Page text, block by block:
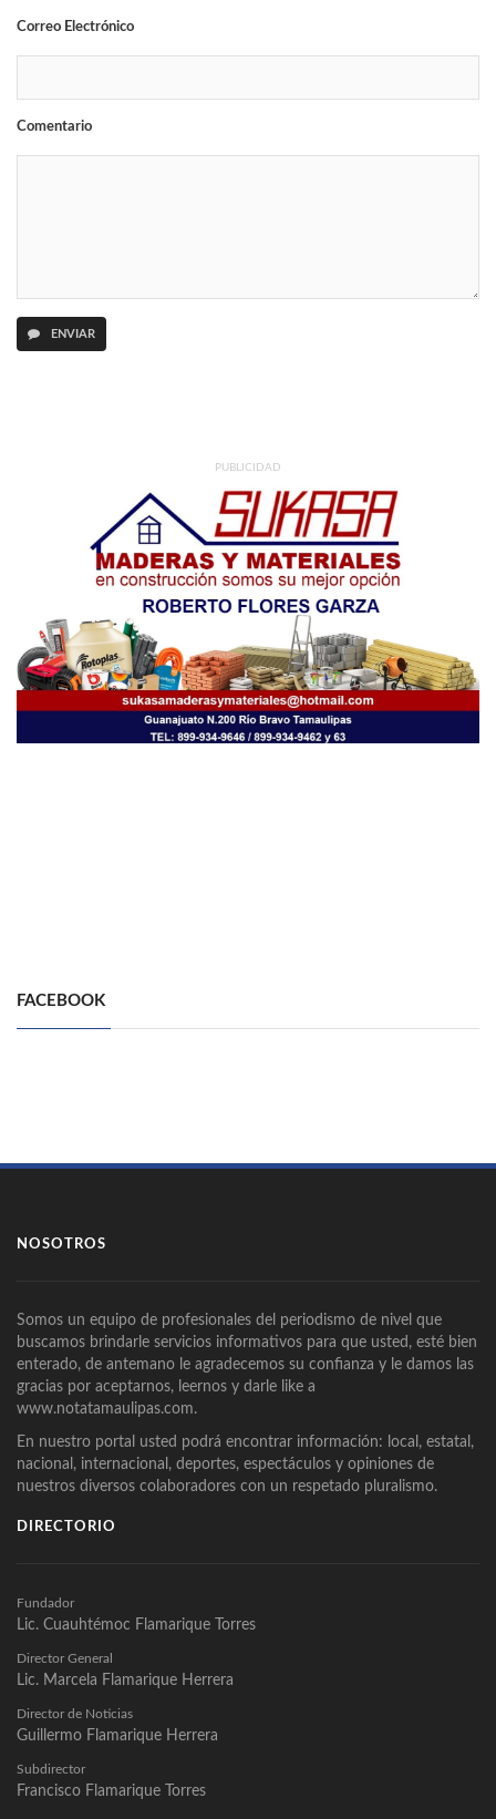
Correo Electrónico
Comentario
ENVIAR
PUBLICIDAD
FACEBOOK
NOSOTROS
Somos un equipo de profesionales del periodismo de nivel que
buscamos brindarle servicios informativos para que usted, esté bien
enterado, de antemano le agradecemos su confianza y le damos las
gracias por aceptarnos, leernos y darle like a
www.notatamaulipas.com.
En nuestro portal usted podrá encontrar información: local, estatal,
nacional, internacional, deportes, espectáculos y opiniones de
nuestros diversos colaboradores con un respetado pluralismo.
DIRECTORIO
Fundador
Lic. Cuauhtémoc Flamarique Torres
Director General
Lic. Marcela Flamarique Herrera
Director de Noticias
Guillermo Flamarique Herrera
Subdirector
Francisco Flamarique Torres